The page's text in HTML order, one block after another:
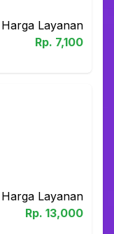
Harga Layanan
Rp. 7,100
Harga Layanan
Rp. 13,000